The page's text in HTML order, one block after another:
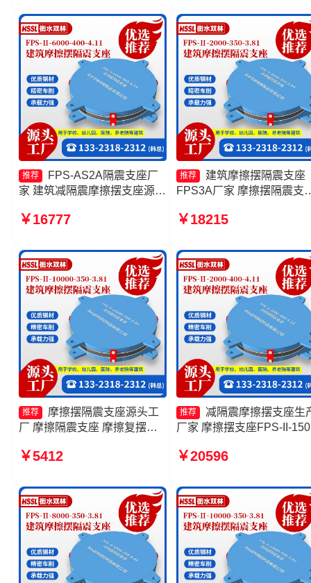
推荐
FPS-AS2A隔震支座厂
家 建筑减隔震摩擦摆支座源头
厂 建筑隔震摩擦摆支座生产厂
￥16777
推荐
建筑摩擦摆隔震支座
FPS3A厂家 摩擦摆隔震支
厂 摩擦摆隔震支座FPSII-
摆隔振支座源头工厂
￥18215
推荐
摩擦摆隔震支座源头工
厂 摩擦隔震支座 摩擦复摆隔
FPSII-5000-350-3.81
￥5412
推荐
减隔震摩擦摆支座生
厂家 摩擦摆支座FPS-II-
3000-350-3.81厂家 摩擦摆
￥20596